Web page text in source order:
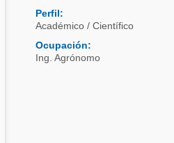
Mascotas
Comunidades en inglés
Perfil:
Académico / Científico
Ocupación:
Ing. Agrónomo